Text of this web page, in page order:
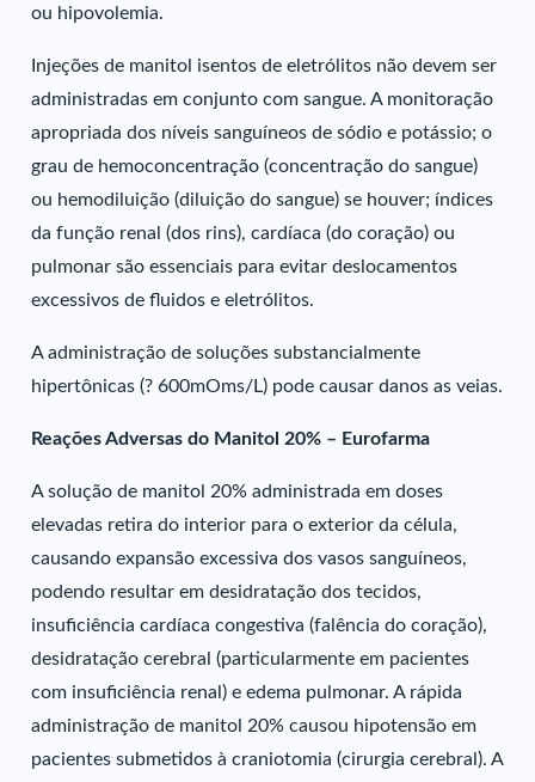
ou hipovolemia.
Injeções de manitol isentos de eletrólitos não devem ser
administradas em conjunto com sangue. A monitoração
apropriada dos níveis sanguíneos de sódio e potássio; o
grau de hemoconcentração (concentração do sangue)
ou hemodiluição (diluição do sangue) se houver; índices
da função renal (dos rins), cardíaca (do coração) ou
pulmonar são essenciais para evitar deslocamentos
excessivos de fluidos e eletrólitos.
A administração de soluções substancialmente
hipertônicas (? 600mOms/L) pode causar danos as veias.
Reações Adversas do Manitol 20% – Eurofarma
A solução de manitol 20% administrada em doses
elevadas retira do interior para o exterior da célula,
causando expansão excessiva dos vasos sanguíneos,
podendo resultar em desidratação dos tecidos,
insuficiência cardíaca congestiva (falência do coração),
desidratação cerebral (particularmente em pacientes
com insuficiência renal) e edema pulmonar. A rápida
administração de manitol 20% causou hipotensão em
pacientes submetidos à craniotomia (cirurgia cerebral). A